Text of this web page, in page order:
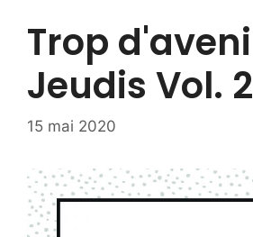
Trop
Jeudis Vol.
15 mai 2020